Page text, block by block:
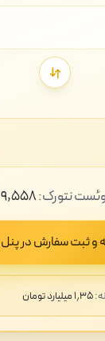
نتورک:۹,۵۵۸
و ثبت سفارش در پنل
۱٫۳۵ میلیارد تومان